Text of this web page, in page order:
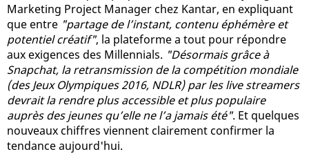
Marketing Project Manager chez Kantar, en expliquant
que entre "partage de l’instant, contenu éphémère et
potentiel créatif", la plateforme a tout pour répondre
aux exigences des Millennials. "Désormais grâce à
Snapchat, la retransmission de la compétition mondiale
(des Jeux Olympiques 2016, NDLR) par les live streamers
devrait la rendre plus accessible et plus populaire
auprès des jeunes qu’elle ne l’a jamais été". Et quelques
nouveaux chiffres viennent clairement confirmer la
tendance aujourd'hui.